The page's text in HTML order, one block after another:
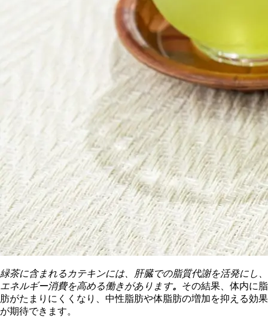
緑茶に含まれるカテキンには、肝臓での脂質代謝を活発にし、
エネルギー消費を高める働きがあります。 その結果、体内に脂
肪がたまりにくくなり、中性脂肪や体脂肪の増加を抑える効果
が期待できます。